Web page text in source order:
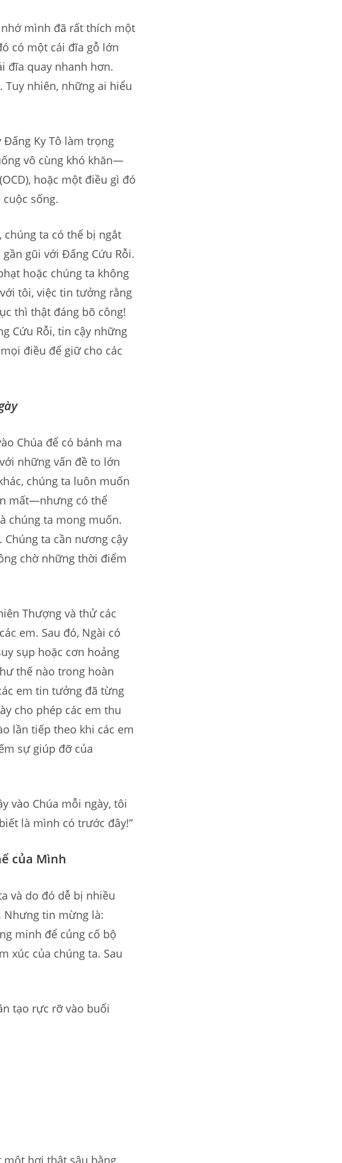
nhớ mình đã rất thích một
có một cái đĩa gỗ lớn
đĩa quay nhanh hơn.
nhiên, những ai hiểu
Ky Tô làm trọng
vô cùng khó khăn—
hoặc một điều gì đó
sống.
chúng ta có thể bị ngắt
gũi với Đấng Cứu Rỗi.
hoặc chúng ta không
tôi, việc tin tưởng rằng
thì thật đáng bõ công!
Cứu Rỗi, tin cậy những
điều để giữ cho các
Chúa để có bánh ma
những vấn đề to lớn
chúng ta luôn muốn
mất—nhưng có thể
chúng ta mong muốn.
ta cần nương cậy
chờ những thời điểm
Thượng và thử các
em. Sau đó, Ngài có
sụp hoặc cơn hoảng
thế nào trong hoàn
em tin tưởng đã từng
cho phép các em thu
lần tiếp theo khi các em
sự giúp đỡ của
vào Chúa mỗi ngày, tôi
là mình có trước đây!”
của Mình
và do đó dễ bị nhiều
Nhưng tin mừng là:
minh để củng cố bộ
xúc của chúng ta. Sau
tạo rực rỡ vào buổi
một hơi thật sâu bằng